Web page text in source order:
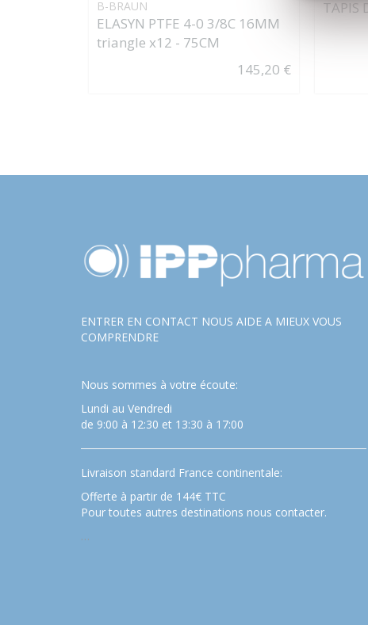
B-BRAUN
ELASYN PTFE 4-0 3/8C 16MM
triangle x12 - 75CM
145,20 €
TAPIS
ENTRER EN CONTACT NOUS AIDE A MIEUX VOUS
COMPRENDRE
Nous sommes à votre écoute:
Lundi au Vendredi
de 9:00 à 12:30 et 13:30 à 17:00
Livraison standard France continentale:
Offerte à partir de 144€ TTC
Pour toutes autres destinations nous contacter.
…